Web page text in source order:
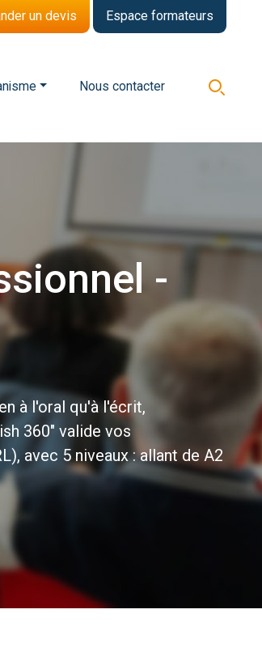
un devis Espace formateurs
Nous contacter
-
à l'oral qu'à l'écrit,
360" valide vos
avec 5 niveaux : allant de A2